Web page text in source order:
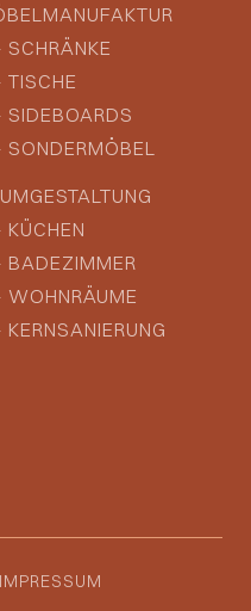
SCHRÄNKE
TISCHE
SIDEBOARDS
SONDERMÖBEL
KÜCHEN
BADEZIMMER
WOHNRÄUME
KERNSANIERUNG
IMPRESSUM